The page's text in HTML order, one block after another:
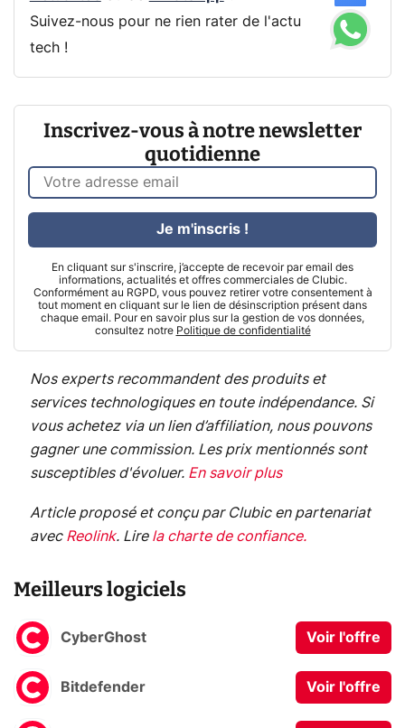
Suivez-nous pour ne rien rater de l'actu
tech !
Inscrivez-vous à notre newsletter
quotidienne
En cliquant sur s'inscrire, j’accepte de recevoir par email des
informations, actualités et offres commerciales de Clubic.
Conformément au RGPD, vous pouvez retirer votre consentement à
tout moment en cliquant sur le lien de désinscription présent dans
chaque email. Pour en savoir plus sur la gestion de vos données,
consultez notre Politique de confidentialité
Je m'inscris !
Nos experts recommandent des produits et
services technologiques en toute indépendance. Si
vous achetez via un lien d’affiliation, nous pouvons
gagner une commission. Les prix mentionnés sont
susceptibles d'évoluer. En savoir plus
Article proposé et conçu par Clubic en partenariat
avec Reolink. Lire la charte de confiance.
Meilleurs logiciels
CyberGhost Voir l'offre
Bitdefender Voir l'offre